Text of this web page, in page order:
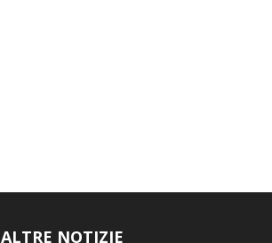
ALTRE NOTIZIE